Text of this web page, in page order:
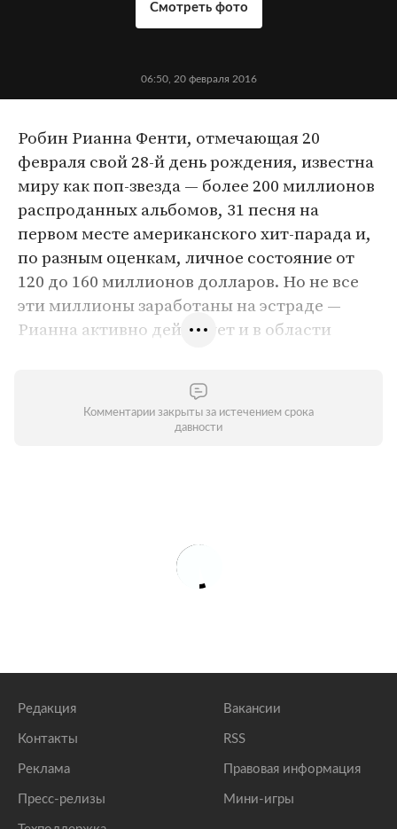
Смотреть фото
06:50, 20 февраля 2016
Робин Рианна Фенти, отмечающая 20
февраля свой 28-й день рождения, известна
миру как поп-звезда — более 200 миллионов
распроданных альбомов, 31 песня на
первом месте американского хит-парада и,
по разным оценкам, личное состояние от
120 до 160 миллионов долларов. Но не все
эти миллионы заработаны на эстраде —
Рианна активно действует и в области
певицы — удачные модели для River Island и
Armani. В декабре 2014 года было
моменты фэшн-карьеры Рианны.
Комментарии закрыты за истечением срока
давности
Редакция
Контакты
Реклама
Пресс-релизы
Вакансии
RSS
Правовая информация
Мини-игры